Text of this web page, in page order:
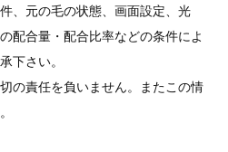
、元の毛の状態、画面設定、光
の配合量・配合比率などの条件によ
下さい。
の責任を負いません。またこの情